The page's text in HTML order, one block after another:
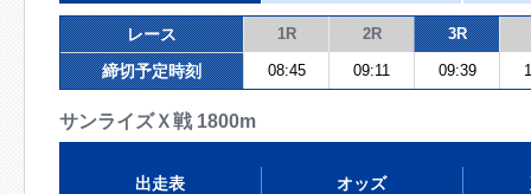
レース 1R 2R 3R
締切予定時刻 08:45 09:11 09:39
サンライズＸ戦 1800m
出走表 オッズ